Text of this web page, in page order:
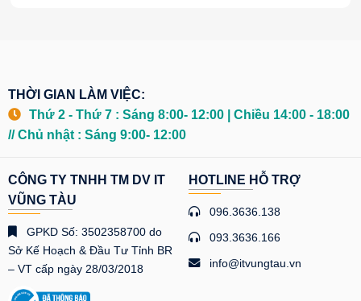
THỜI GIAN LÀM VIỆC:
Thứ 2 - Thứ 7 : Sáng 8:00- 12:00 | Chiều 14:00 - 18:00
// Chủ nhật : Sáng 9:00- 12:00
CÔNG TY TNHH TM DV IT
VŨNG TÀU
GPKD Số: 3502358700 do
Sở Kế Hoạch & Đầu Tư Tỉnh BR
– VT cấp ngày 28/03/2018
HOTLINE HỖ TRỢ
096.3636.138
093.3636.166
info@itvungtau.vn